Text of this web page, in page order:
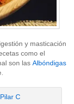
y masticación
como el
son las Albóndigas